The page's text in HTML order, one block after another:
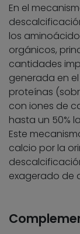
En el
los
orgánicos,
cantidades
generada en
proteínas
con iones de
hasta un 50%
Este
calcio por la
exagerado de